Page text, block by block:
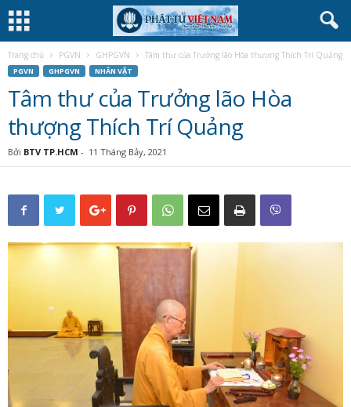
Trang chủ PGVN GHPGVN Tâm thư của Trưởng lão Hòa thượng Thích Trí Quảng
PGVN GHPGVN NHÂN VẬT
Tâm thư của Trưởng lão Hòa
thượng Thích Trí Quảng
Bởi BTV TP.HCM - 11 Tháng Bảy, 2021